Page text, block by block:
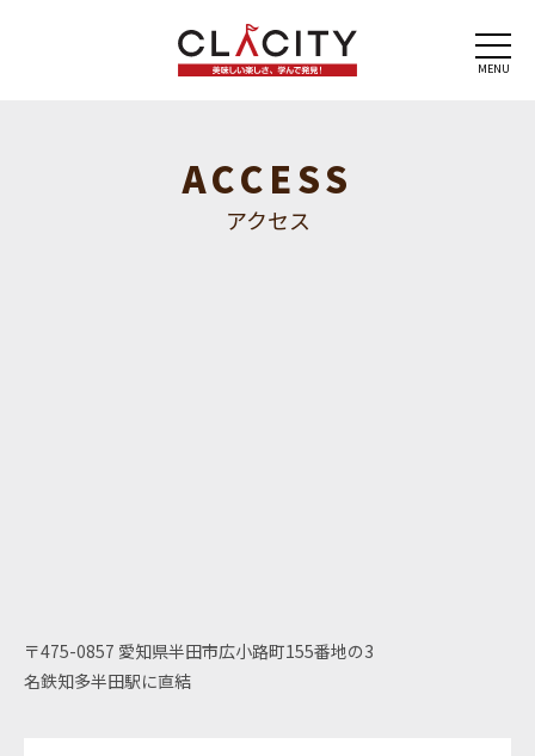
MENU
ACCESS
アクセス
〒475-0857 愛知県半田市広小路町155番地の3
名鉄知多半田駅に直結